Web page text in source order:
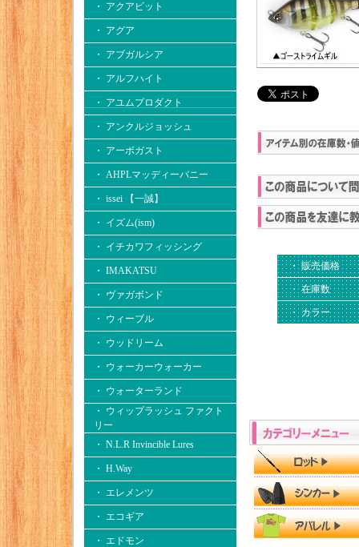
・ アクアビット
・ アグア
・ アブガルシア
・ アルフハイト
・ アユムプロダクト
・ アンクルジョッシュ
・ アーボガスト
・ AHPLマッディーバニー
・ issei 【一誠】
・ イズム(ism)
・ イチカワフィッシング
・ IMAKATSU
・ ヴァガボンド
・ ウィーブル
・ ウッドリーム
・ ウォーカーウォーカー
・ ウォーターランド
・ ウィップラッシュ ファクト
リー
・ N.L.R Invincible Lures
・ H.Way
・ エレメンツ
・ エコギア
・ エドモン
・ 販売価格
・ 在庫数
・ カラー